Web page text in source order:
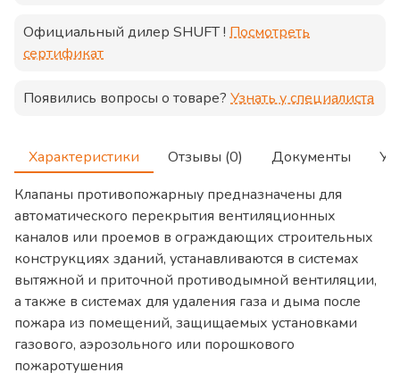
Официальный дилер SHUFT! Посмотреть
сертификат
Появились вопросы о товаре? Узнать у специалиста
Характеристики Отзывы (0) Документы
Клапаны противопожарныу предназначены для
автоматического перекрытия вентиляционных
каналов или проемов в ограждающих строительных
конструкциях зданий, устанавливаются в системах
вытяжной и приточной противодымной вентиляции,
а также в системах для удаления газа и дыма после
пожара из помещений, защищаемых установками
газового, аэрозольного или порошкового
пожаротушения